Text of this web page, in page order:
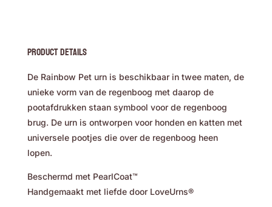
Product Details
De Rainbow Pet urn is beschikbaar in twee maten, de
unieke vorm van de regenboog met daarop de
pootafdrukken staan symbool voor de regenboog
brug. De urn is ontworpen voor honden en katten met
universele pootjes die over de regenboog heen
lopen.
Beschermd met PearlCoat™
Handgemaakt met liefde door LoveUrns®